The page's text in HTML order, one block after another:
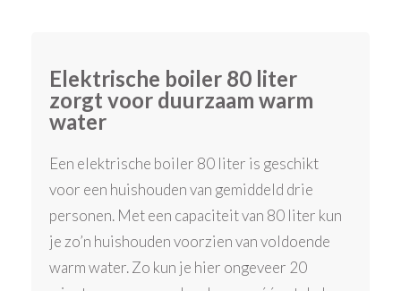
Elektrische boiler 80 liter
zorgt voor duurzaam warm
water
Een elektrische boiler 80 liter is geschikt
voor een huishouden van gemiddeld drie
personen. Met een capaciteit van 80 liter kun
je zo’n huishouden voorzien van voldoende
warm water. Zo kun je hier ongeveer 20